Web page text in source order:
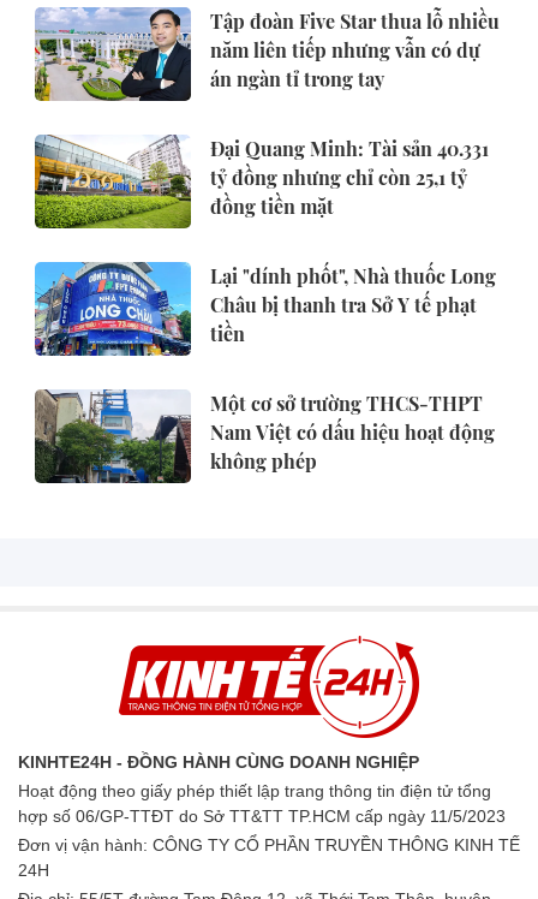
Tập đoàn Five Star thua lỗ nhiều
năm liên tiếp nhưng vẫn có dự
án ngàn tỉ trong tay
Đại Quang Minh: Tài sản 40.331
tỷ đồng nhưng chỉ còn 25,1 tỷ
đồng tiền mặt
Lại "dính phốt", Nhà thuốc Long
Châu bị thanh tra Sở Y tế phạt
tiền
Một cơ sở trường THCS-THPT
Nam Việt có dấu hiệu hoạt động
không phép
KINHTE24H - ĐỒNG HÀNH CÙNG DOANH NGHIỆP
Hoạt động theo giấy phép thiết lập trang thông tin điện tử tổng
hợp số 06/GP-TTĐT do Sở TT&TT TP.HCM cấp ngày 11/5/2023
Đơn vị vận hành: CÔNG TY CỔ PHẦN TRUYỀN THÔNG KINH TẾ
24H